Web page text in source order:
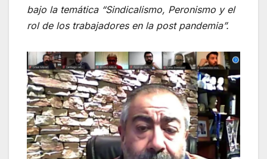
bajo la temática “Sindicalismo, Peronismo y el
rol de los trabajadores en la post pandemia”.